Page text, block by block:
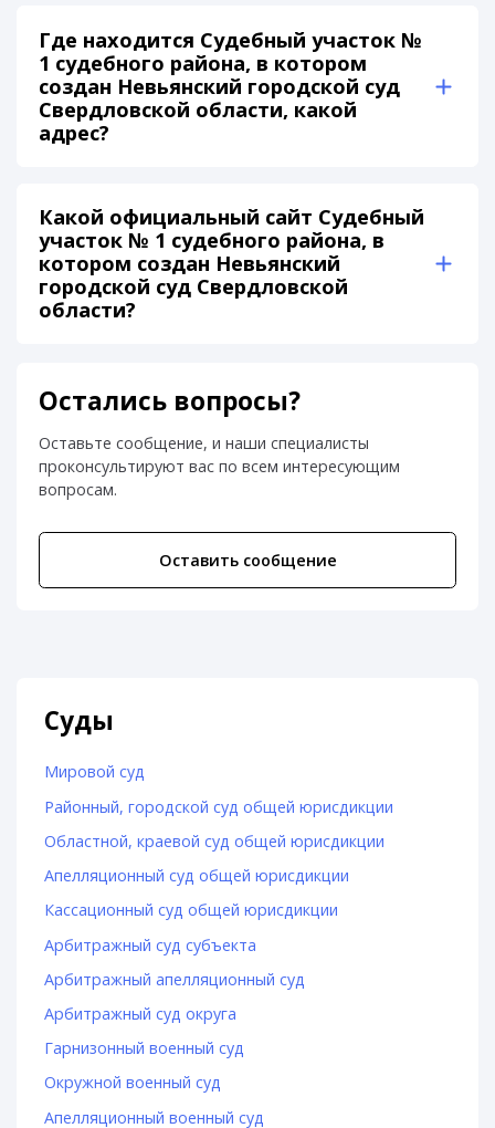
Где находится Судебный участок №
1 судебного района, в котором
создан Невьянский городской суд
Свердловской области, какой
адрес?
Какой официальный сайт Судебный
участок № 1 судебного района, в
котором создан Невьянский
городской суд Свердловской
области?
Остались вопросы?
Оставьте сообщение, и наши специалисты
проконсультируют вас по всем интересующим
вопросам.
Оставить сообщение
Суды
Мировой суд
Районный, городской суд общей юрисдикции
Областной, краевой суд общей юрисдикции
Апелляционный суд общей юрисдикции
Кассационный суд общей юрисдикции
Арбитражный суд субъекта
Арбитражный апелляционный суд
Арбитражный суд округа
Гарнизонный военный суд
Окружной военный суд
Апелляционный военный суд